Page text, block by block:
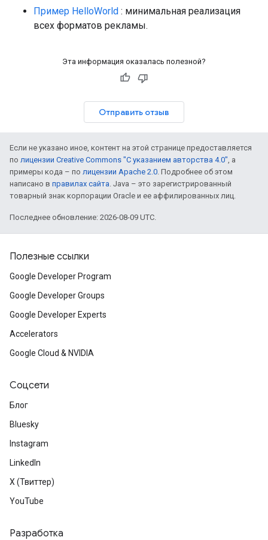
Пример HelloWorld : минимальная реализация
всех форматов рекламы.
Эта информация оказалась полезной?
Отправить отзыв
Если не указано иное, контент на этой странице предоставляется
по лицензии Creative Commons "С указанием авторства 4.0", а
примеры кода – по лицензии Apache 2.0. Подробнее об этом
написано в правилах сайта. Java – это зарегистрированный
товарный знак корпорации Oracle и ее аффилированных лиц.
Последнее обновление: 2026-08-09 UTC.
Полезные ссылки
Google Developer Program
Google Developer Groups
Google Developer Experts
Accelerators
Google Cloud & NVIDIA
Соцсети
Блог
Bluesky
Instagram
LinkedIn
X (Твиттер)
YouTube
Разработка